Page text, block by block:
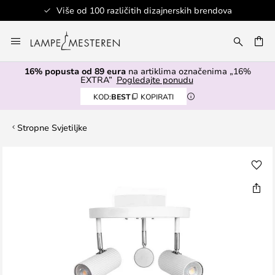
Više od 100 različitih dizajnerskih brendova
to
Content
16% popusta od 89 eurana artiklima označenima „16%
EXTRA” Pogledajte ponudu
KOD:BEST KOPIRATI
Stropne Svjetiljke